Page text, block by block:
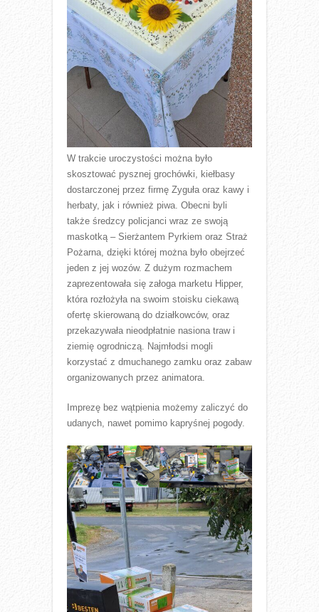
W trakcie uroczystości można było
skosztować pysznej grochówki, kiełbasy
dostarczonej przez firmę Zyguła oraz kawy i
herbaty, jak i również piwa. Obecni byli
także średzcy policjanci wraz ze swoją
maskotką – Sierżantem Pyrkiem oraz Straż
Pożarna, dzięki której można było obejrzeć
jeden z jej wozów. Z dużym rozmachem
zaprezentowała się załoga marketu Hipper,
która rozłożyła na swoim stoisku ciekawą
ofertę skierowaną do działkowców, oraz
przekazywała nieodpłatnie nasiona traw i
ziemię ogrodniczą. Najmłodsi mogli
korzystać z dmuchanego zamku oraz zabaw
organizowanych przez animatora.
Imprezę bez wątpienia możemy zaliczyć do
udanych, nawet pomimo kapryśnej pogody.